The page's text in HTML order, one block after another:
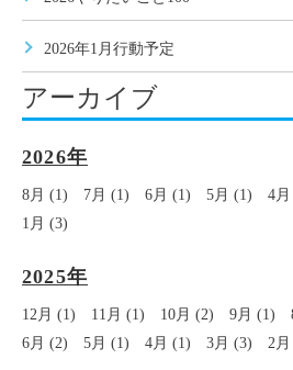
2026年1月行動予定
アーカイブ
2026年
8月 (1) 7月 (1) 6月 (1) 5月 (1) 4
1月 (3)
2025年
12月 (1) 11月 (1) 10月 (2) 9月 (1)
6月 (2)
5月 (1) 4月 (1) 3月 (3) 2